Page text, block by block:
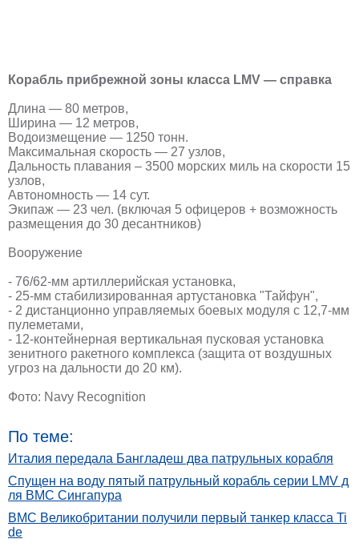
Корабль прибрежной зоны класса LMV — справка
Длина — 80 метров,
Ширина — 12 метров,
Водоизмещение — 1250 тонн.
Максимальная скорость — 27 узлов,
Дальность плавания – 3500 морских миль на скорости 15
узлов,
Автономность — 14 сут.
Экипаж — 23 чел. (включая 5 офицеров + возможность
размещения до 30 десантников)
Вооружение
- 76/62-мм артиллерийская установка,
- 25-мм стабилизированная артустановка "Тайфун",
- 2 дистанционно управляемых боевых модуля с 12,7-мм
пулеметами,
- 12-контейнерная вертикальная пусковая установка
зенитного ракетного комплекса (защита от воздушных
угроз на дальности до 20 км).
Фото: Navy Recognition
По теме:
Италия передала Бангладеш два патрульных корабля
Спущен на воду пятый патрульный корабль серии LMV д
ля ВМС Сингапура
ВМС Великобритании получили первый танкер класса Ti
de